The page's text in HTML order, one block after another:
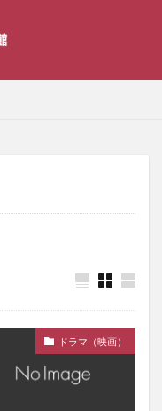
ドラマ（映画）